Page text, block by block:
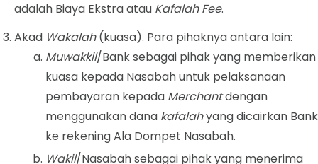
adalah Biaya Ekstra atau Kafalah Fee.
Akad Wakalah(kuasa). Para pihaknya antara lain:
Muwakkil/Bank sebagai pihak yang memberikan
kuasa kepada Nasabah untuk pelaksanaan
pembayaran kepada Merchantdengan
menggunakan dana kafalahyang dicairkan Bank
ke rekening Ala Dompet Nasabah.
Wakil/Nasabah sebagai pihak yang menerima